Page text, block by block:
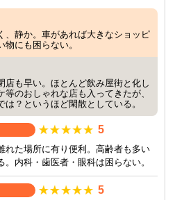
、静か。車があれば大きなショッピ
にも困らない。
店も早い。ほとんど飲み屋街と化し
のおしゃれな店も入ってきたが、
？というほど閑散としている。
5
れた場所に有り便利。高齢者も多い
内科・歯医者・眼科は困らない。
5